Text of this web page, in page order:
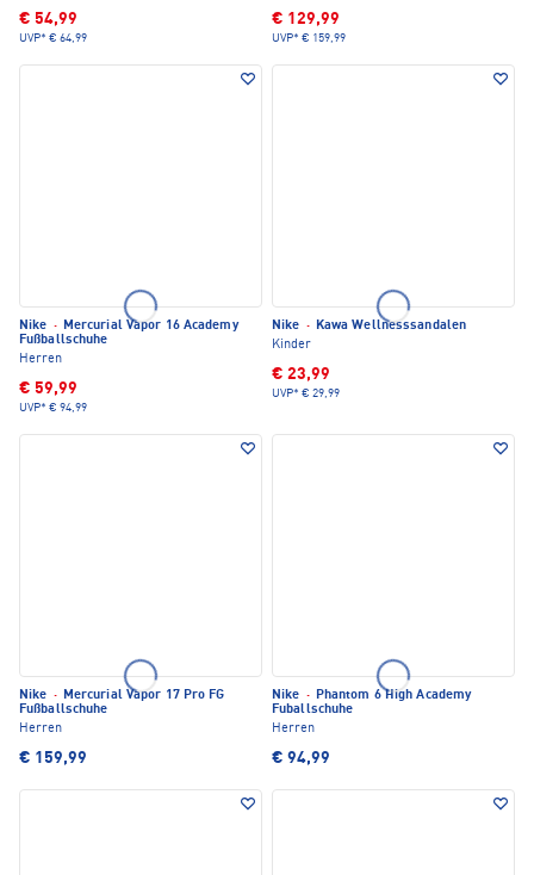
€ 54,99
UVP* € 64,99
€ 129,99
UVP* € 159,99
Nike · Mercurial Vapor 16 Academy
Fußballschuhe
Herren
€ 59,99
UVP* € 94,99
Nike · Kawa Wellnesssandalen
Kinder
€ 23,99
UVP* € 29,99
Nike · Mercurial Vapor 17 Pro FG
Fußballschuhe
Herren
€ 159,99
Nike · Phantom 6 High Academy
Fuballschuhe
Herren
€ 94,99